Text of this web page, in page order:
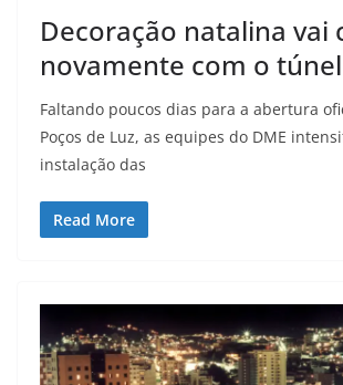
Decoração natalina vai
novamente com o
Faltando poucos dias para a abertura
Poços de Luz, as equipes do DME
instalação das
Read More